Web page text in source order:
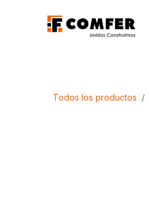
Todos los productos